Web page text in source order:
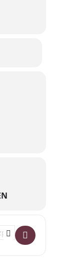
dem
Siegert:
Address -